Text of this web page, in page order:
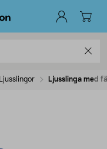
Ljusslingor Ljusslinga med